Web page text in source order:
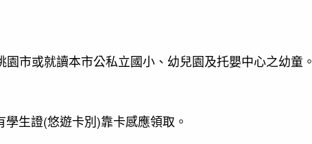
園市或就讀本市公私立國小、幼兒園及托嬰中心之幼童。
學生證(悠遊卡別 )靠卡感應領取。